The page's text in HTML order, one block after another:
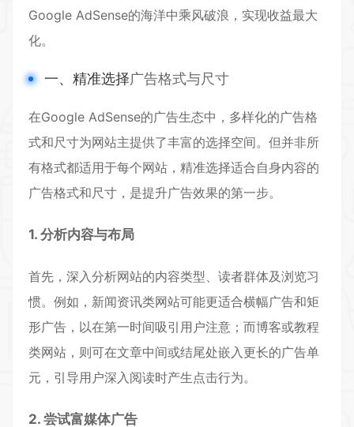
Google AdSense的海洋中乘风破浪，实现收益最大
化。
一、精准选择广告格式与尺寸
在Google AdSense的广告生态中，多样化的广告格
式和尺寸为网站主提供了丰富的选择空间。但并非所
有格式都适用于每个网站，精准选择适合自身内容的
广告格式和尺寸，是提升广告效果的第一步。
1. 分析内容与布局
首先，深入分析网站的内容类型、读者群体及浏览习
惯。例如，新闻资讯类网站可能更适合横幅广告和矩
形广告，以在第一时间吸引用户注意；而博客或教程
类网站，则可在文章中间或结尾处嵌入更长的广告单
元，引导用户深入阅读时产生点击行为。
2. 尝试富媒体广告